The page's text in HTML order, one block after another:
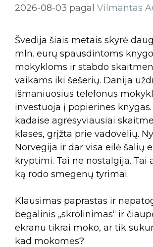
2026-08-03 pagal Vilmantas
Švedija šiais metais skyrė
mln. eurų spausdintoms
mokykloms ir stabdo
vaikams iki šešerių. Danija
išmaniuosius telefonus
investuoja į popierines
kadaise agresyviausiai
klases, grįžta prie vadovėlių.
Norvegija ir dar visa eilė šalių
kryptimi. Tai ne nostalgija. Tai
ką rodo smegenų tyrimai.
Klausimas paprastas ir
begalinis „skrolinimas“ ir
ekranu tikrai moko, ar tik
kad mokomės?